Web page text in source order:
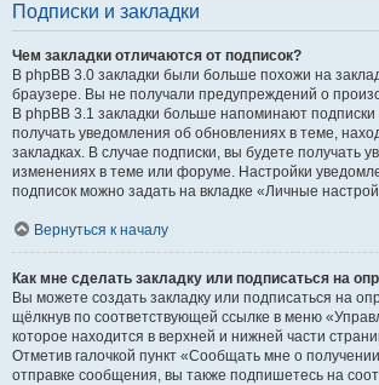
Подписки и закладки
Чем закладки отличаются от подписок?
В phpBB 3.0 закладки были больше похожи на
браузере. Вы не получали предупреждений о
В phpBB 3.1 закладки больше напоминают
получать уведомления об обновлениях в теме,
закладках. В случае подписки, вы будете получать
изменениях в теме или форуме. Настройки
подписок можно задать на вкладке «Личные
Вернуться к началу
Как мне сделать закладку или подписаться на
Вы можете создать закладку или подписаться на
щёлкнув по соответствующей ссылке в меню
которое находится в верхней и нижней части
Отметив галочкой пункт «Сообщать мне о
отправке сообщения, вы также подпишетесь на